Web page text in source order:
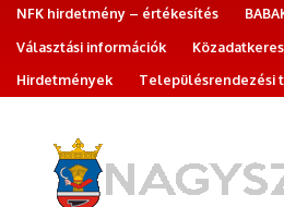
NFK hirdetmény – értékesítés
Választási információk
Hirdetmények
Településrendezési